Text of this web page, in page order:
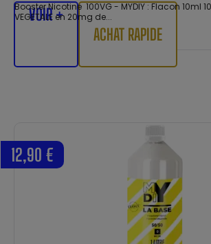
Booster Nicotine 100VG - MYDIY : Flacon 10ml
VEGETALE en 20mg de...
VOIR +
ACHAT RAPIDE
12,90 €